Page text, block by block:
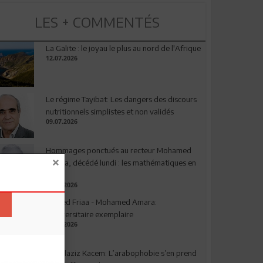
LES + COMMENTÉS
La Galite : le joyau le plus au nord de l'Afrique
12.07.2026
Le régime Tayibat: Les dangers des discours
nutritionnels simplistes et non validés
09.07.2026
Hommages ponctués au recteur Mohamed
Amara, décédé lundi : les mathématiques en
03.08.2026
Ahmed Friaa - Mohamed Amara:
l’Universitaire exemplaire
04.08.2026
Abdelaziz Kacem: L’arabophobie s’en prend